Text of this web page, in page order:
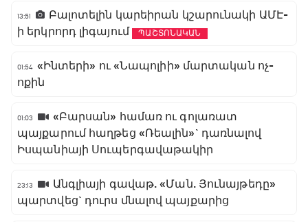
13:51
Բալոտելին կարեիրան կշարունակի ԱՄԷ-
ի երկրորդ լիգայում
ՊԱՇՏՈՆԱԿԱՆ
01:54 «Ինտերի» ու «Նապոլիի» մարտական ոչ-
ոքին
01:03
«Բարսան» համառ ու գոլառատ
պայքարում հաղթեց «Ռեալին»` դառնալով
Իսպանիայի Սուպերգավաթակիր
23:13
Անգլիայի գավաթ. «Ման. Յունայթեդը»
պարտվեց` դուրս մնալով պայքարից